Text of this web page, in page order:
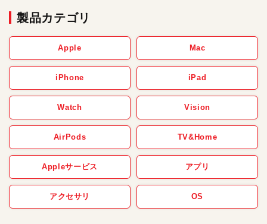
製品カテゴリ
Apple Mac
iPhone iPad
Watch Vision
AirPods TV&Home
Appleサービス アプリ
アクセサリ OS